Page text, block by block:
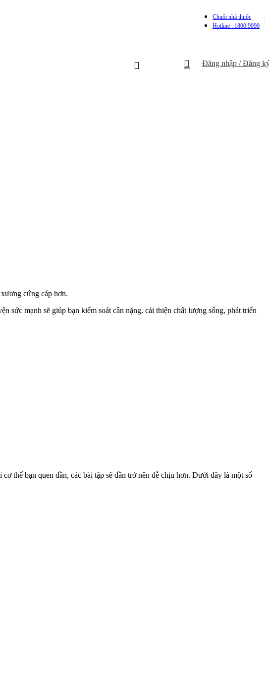
Chuổi nhà thuốc
Hotline : 1800 9090
Đăng nhập / Đăng
cứng cáp hơn.
sức mạnh sẽ giúp bạn kiểm soát cân nặng, cải thiện chất lượng sống, phát triển
thể bạn quen dần, các bài tập sẽ dần trở nên dễ chịu hơn. Dưới đây là một số